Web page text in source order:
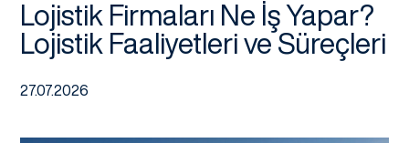
Lojistik Firmaları Ne İş Yapar?
Lojistik Faaliyetleri ve Süreçleri
27.07.2026